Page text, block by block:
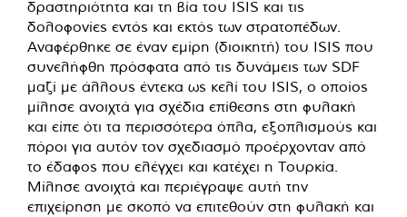
δραστηριότητα και τη βία του ISIS και τις
δολοφονίες εντός και εκτός των στρατοπέδων.
Αναφέρθηκε σε έναν εμίρη (διοικητή) του ISIS που
συνελήφθη πρόσφατα από τις δυνάμεις των SDF
μαζί με άλλους έντεκα ως κελί του ISIS, ο οποίος
μίλησε ανοιχτά για σχέδια επίθεσης στη φυλακή
και είπε ότι τα περισσότερα όπλα, εξοπλισμούς και
πόροι για αυτόν τον σχεδιασμό προέρχονταν από
το έδαφος που ελέγχει και κατέχει η Τουρκία.
Μίλησε ανοιχτά και περιέγραψε αυτή την
επιχείρηση με σκοπό να επιτεθούν στη φυλακή και